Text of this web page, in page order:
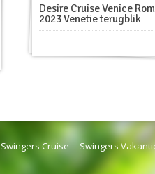
Desire Cruise Venice
2023 Venetie terugblik
Swingers Cruise Swingers